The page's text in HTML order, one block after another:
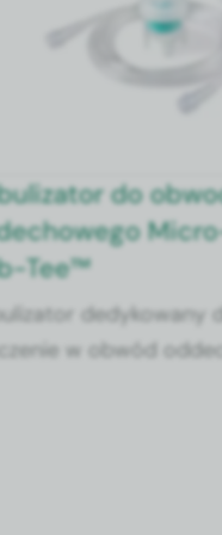
do obwodu
Micro-
dedykowany do
w obwód oddechowy